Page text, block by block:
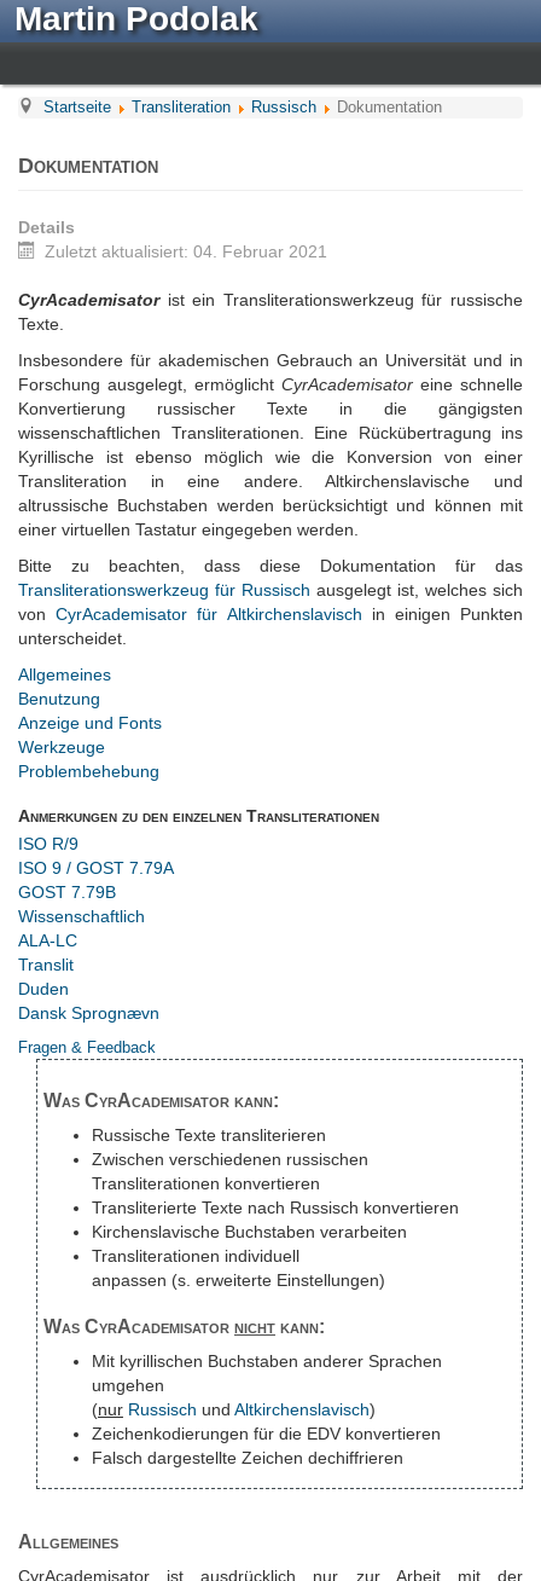
Martin Podolak
Startseite Transliteration Russisch Dokumentation
Dokumentation
Details
Zuletzt aktualisiert: 04. Februar 2021
CyrAcademisatorist ein Transliterationswerkzeug für russische
Texte.
Insbesondere für akademischen Gebrauch an Universität und in
Forschung ausgelegt, ermöglicht CyrAcademisator eine schnelle
Konvertierung russischer Texte in die gängigsten
wissenschaftlichen Transliterationen. Eine Rückübertragung ins
Kyrillische ist ebenso möglich wie die Konversion von einer
Transliteration in eine andere. Altkirchenslavische und
altrussische Buchstaben werden berücksichtigt und können mit
einer virtuellen Tastatur eingegeben werden.
Bitte zu beachten, dass diese Dokumentation für das
Transliterationswerkzeug für Russisch ausgelegt ist, welches sich
vonCyrAcademisator für Altkirchenslavisch in einigen Punkten
unterscheidet.
Allgemeines
Benutzung
Anzeige und Fonts
Werkzeuge
Problembehebung
Anmerkungen zu den einzelnen Transliterationen
ISO R/9
ISO 9 / GOST 7.79A
GOST 7.79B
Wissenschaftlich
ALA-LC
Translit
Duden
Dansk Sprognævn
Fragen & Feedback
Was CyrAcademisator kann:
Russische Texte transliterieren
Zwischen verschiedenen russischen
Transliterationen konvertieren
Transliterierte Texte nach Russisch konvertieren
Kirchenslavische Buchstaben verarbeiten
Transliterationen individuell
anpassen (s. erweiterte Einstellungen)
Was CyrAcademisator nicht kann:
Mit kyrillischen Buchstaben anderer Sprachen
umgehen
(nur Russisch und Altkirchenslavisch)
Zeichenkodierungen für die EDV konvertieren
Falsch dargestellte Zeichen dechiffrieren
Allgemeines
CyrAcademisator ist ausdrücklich nur zur Arbeit mit der